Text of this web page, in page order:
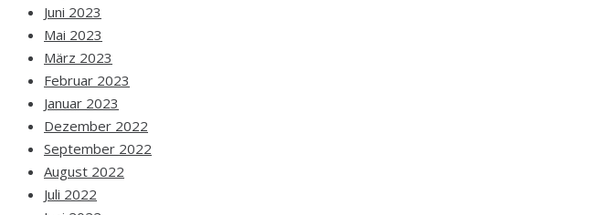
Juni 2023
Mai 2023
März 2023
Februar 2023
Januar 2023
Dezember 2022
September 2022
August 2022
Juli 2022